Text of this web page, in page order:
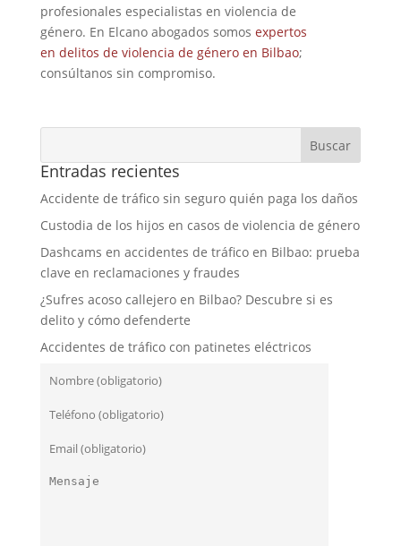
profesionales especialistas en violencia de
género. En Elcano abogados somos expertos
en delitos de violencia de género en Bilbao;
consúltanos sin compromiso.
Entradas recientes
Accidente de tráfico sin seguro quién paga los daños
Custodia de los hijos en casos de violencia de género
Dashcams en accidentes de tráfico en Bilbao: prueba
clave en reclamaciones y fraudes
¿Sufres acoso callejero en Bilbao? Descubre si es
delito y cómo defenderte
Accidentes de tráfico con patinetes eléctricos